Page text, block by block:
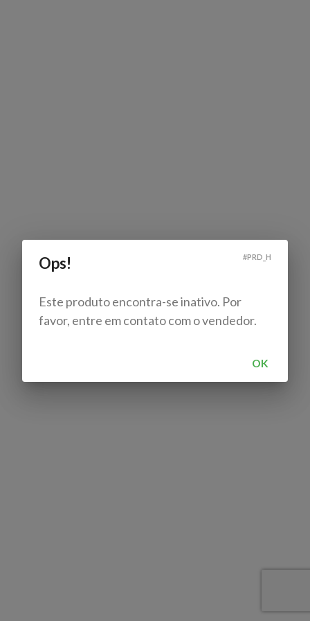
Ops! #PRD_H
Este produto encontra-se inativo. Por
favor, entre em contato com o vendedor.
OK